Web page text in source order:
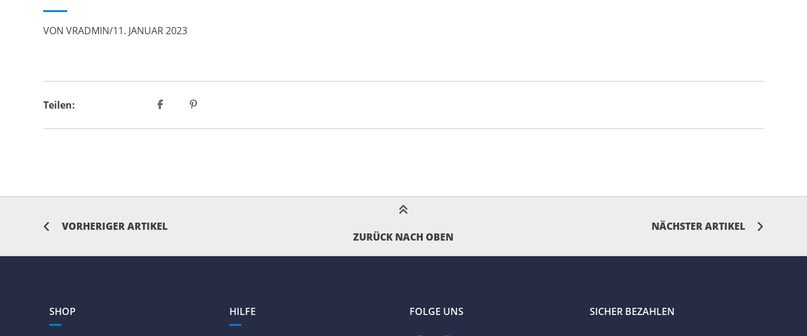
VON VRADMIN/11. JANUAR 2023
Teilen:
VORHERIGER ARTIKEL
NÄCHSTER ARTIKEL
ZURÜCK NACH OBEN
SHOP HILFE FOLGE UNS SICHER BEZAHLEN